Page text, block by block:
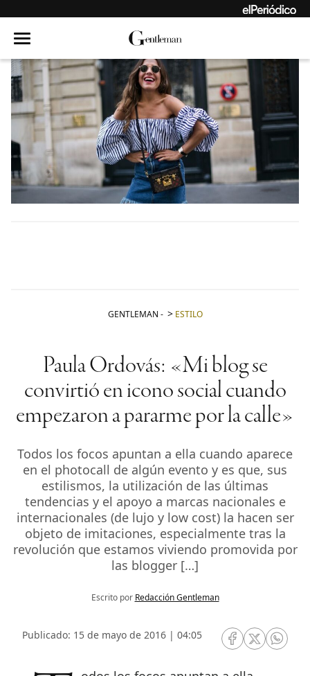
GENTLEMAN - ESTILO
Paula Ordovás: «Mi blog se
convirtió en icono social cuando
empezaron a pararme por la calle»
Todos los focos apuntan a ella cuando aparece
en el photocall de algún evento y es que, sus
estilismos, la utilización de las últimas
tendencias y el apoyo a marcas nacionales e
internacionales (de lujo y low cost) la hacen ser
objeto de imitaciones, especialmente tras la
revolución que estamos viviendo promovida por
las blogger […]
Escrito por Redacción Gentleman
Publicado: 15 de mayo de 2016 | 04:05
RRSS Facebook
RRSSRRSS